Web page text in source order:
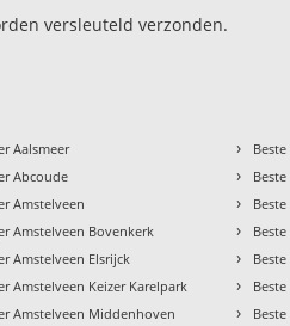
versleuteld verzonden.
Aalsmeer
Abcoude
Amstelveen
Amstelveen Bovenkerk
Amstelveen Elsrijck
Amstelveen Keizer Karelpark
Amstelveen Middenhoven
›
›
›
›
›
›
›